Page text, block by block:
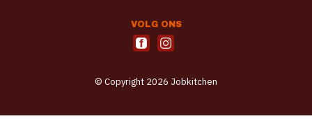
VOLG ONS
© Copyright 2026 Jobkitchen